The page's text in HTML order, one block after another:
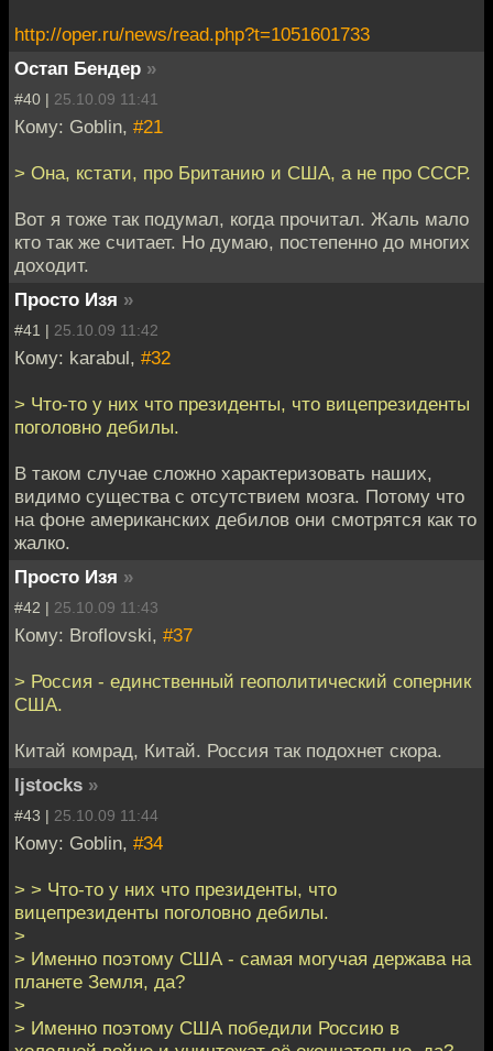
http://oper.ru/news/read.php?t=1051601733
Остап Бендер »
#40 | 25.10.09 11:41
Кому: Goblin, #21
> Она, кстати, про Британию и США, а не про СССР.
Вот я тоже так подумал, когда прочитал. Жаль мало
кто так же считает. Но думаю, постепенно до многих
доходит.
Просто Изя »
#41 | 25.10.09 11:42
Кому: karabul, #32
> Что-то у них что президенты, что вицепрезиденты
поголовно дебилы.
В таком случае сложно характеризовать наших,
видимо существа с отсутствием мозга. Потому что
на фоне американских дебилов они смотрятся как то
жалко.
Просто Изя »
#42 | 25.10.09 11:43
Кому: Broflovski, #37
> Россия - единственный геополитический соперник
США.
Китай комрад, Китай. Россия так подохнет скора.
ljstocks »
#43 | 25.10.09 11:44
Кому: Goblin, #34
> > Что-то у них что президенты, что
вицепрезиденты поголовно дебилы.
>
> Именно поэтому США - самая могучая держава на
планете Земля, да?
>
> Именно поэтому США победили Россию в